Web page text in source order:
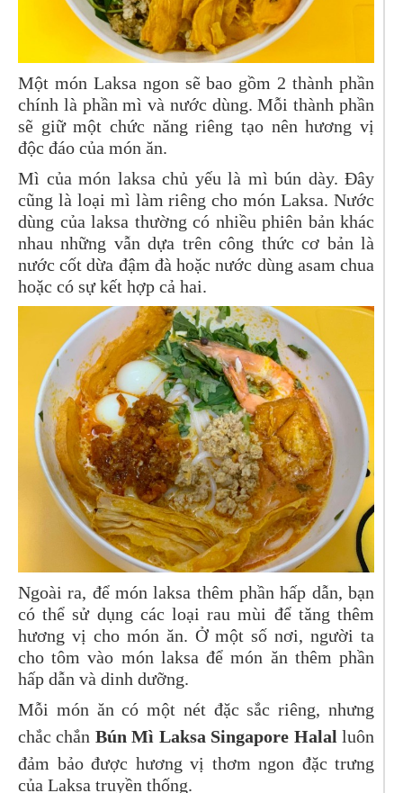
Một món Laksa ngon sẽ bao gồm 2 thành phần
chính là phần mì và nước dùng. Mỗi thành phần
sẽ giữ một chức năng riêng tạo nên hương vị
độc đáo của món ăn.
Mì của món laksa chủ yếu là mì bún dày. Đây
cũng là loại mì làm riêng cho món Laksa. Nước
dùng của laksa thường có nhiều phiên bản khác
nhau những vẫn dựa trên công thức cơ bản là
nước cốt dừa đậm đà hoặc nước dùng asam chua
hoặc có sự kết hợp cả hai.
Ngoài ra, để món laksa thêm phần hấp dẫn, bạn
có thể sử dụng các loại rau mùi để tăng thêm
hương vị cho món ăn. Ở một số nơi, người ta
cho tôm vào món laksa để món ăn thêm phần
hấp dẫn và dinh dưỡng.
Mỗi món ăn có một nét đặc sắc riêng, nhưng
chắc chắn Bún Mì Laksa Singapore Halalluôn
đảm bảo được hương vị thơm ngon đặc trưng
của Laksa truyền thống.